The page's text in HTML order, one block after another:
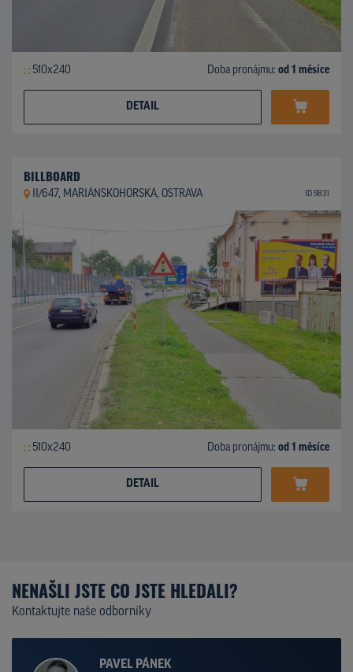
510x240 Doba pronájmu: od 1 měsíce
DETAIL
BILLBOARD
II/647, MARIÁNSKOHORSKÁ, OSTRAVA ID 9831
510x240 Doba pronájmu: od 1 měsíce
DETAIL
NENAŠLI JSTE CO JSTE HLEDALI?
Kontaktujte naše odborníky
PAVEL PÁNEK